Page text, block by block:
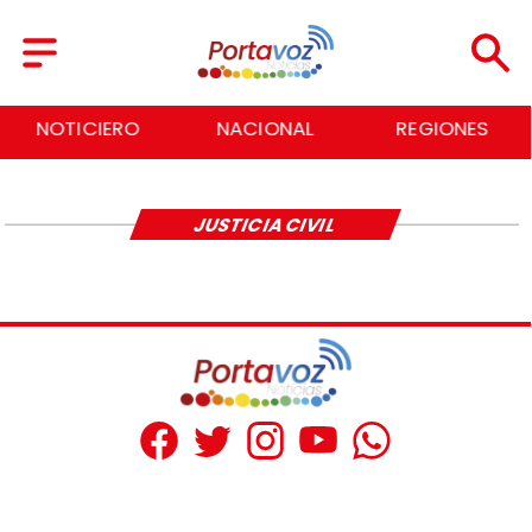
NOTICIERO NACIONAL REGIONES
JUSTICIA CIVIL